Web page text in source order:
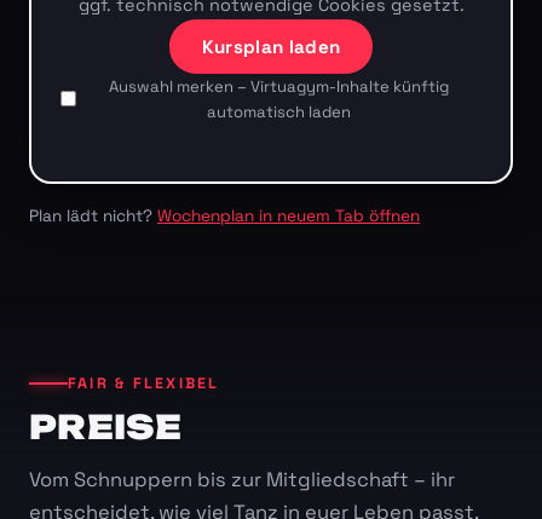
ggf. technisch notwendige Cookies gesetzt.
Kursplan laden
Auswahl merken – Virtuagym-Inhalte künftig
automatisch laden
Plan lädt nicht? Wochenplan in neuem Tab öffnen
FAIR & FLEXIBEL
PREISE
Vom Schnuppern bis zur Mitgliedschaft – ihr
entscheidet, wie viel Tanz in euer Leben passt.